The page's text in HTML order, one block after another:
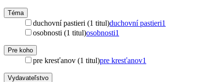
Téma
duchovní pastieri (1 titul)duchovní pastieri1
osobnosti (1 titul)osobnosti1
Pre koho
pre kresťanov (1 titul)pre kresťanov1
Vydavateľstvo